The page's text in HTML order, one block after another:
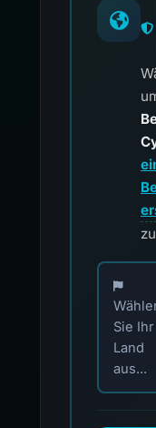
Wählen
Sie Ihr
Land
aus...